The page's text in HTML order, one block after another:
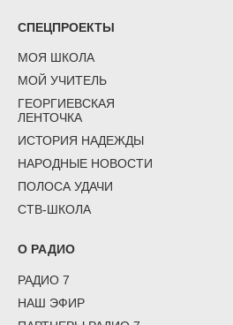
СПЕЦПРОЕКТЫ
МОЯ ШКОЛА
МОЙ УЧИТЕЛЬ
ГЕОРГИЕВСКАЯ
ЛЕНТОЧКА
ИСТОРИЯ НАДЕЖДЫ
НАРОДНЫЕ НОВОСТИ
ПОЛОСА УДАЧИ
СТВ-ШКОЛА
О РАДИО
РАДИО 7
НАШ ЭФИР